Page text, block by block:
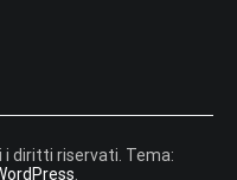
i diritti riservati. Tema: